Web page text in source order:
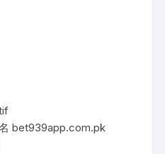
bet939app.com.pk